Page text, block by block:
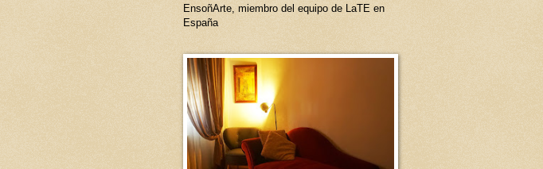
EnsoñArte, miembro del equipo de LaTE en
España